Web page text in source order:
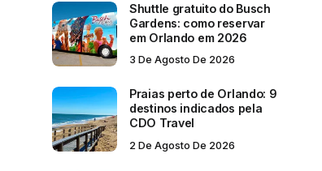
Shuttle gratuito do Busch
Gardens: como reservar
em Orlando em 2026
3 De Agosto De 2026
Praias perto de Orlando: 9
destinos indicados pela
CDO Travel
2 De Agosto De 2026